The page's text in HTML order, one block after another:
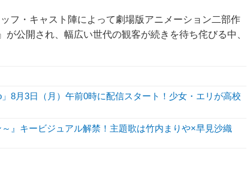
フ・キャスト陣によって劇場版アニメーション二部作
公開され、幅広い世代の観客が続きを待ち侘びる中、
8月3日（月）午前0時に配信スタート！少女・エリが高校
』キービジュアル解禁！主題歌は竹内まりや×早見沙織